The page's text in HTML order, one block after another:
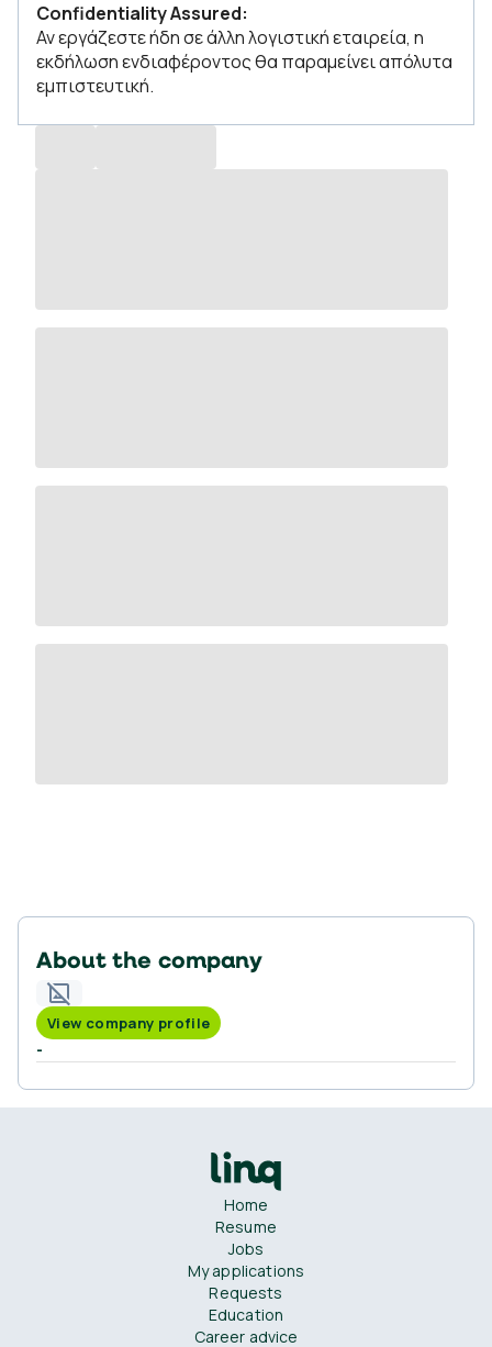
Confidentiality Assured:
Αν εργάζεστε ήδη σε άλλη λογιστική εταιρεία, η
εκδήλωση ενδιαφέροντος θα παραμείνει απόλυτα
εμπιστευτική.
About the company
View company profile
-
Home
Resume
Jobs
My applications
Requests
Education
Career advice